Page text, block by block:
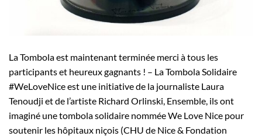
La Tombola est maintenant terminée merci à tous les
participants et heureux gagnants ! – La Tombola Solidaire
#WeLoveNice est une initiative de la journaliste Laura
Tenoudji et de l’artiste Richard Orlinski, Ensemble, ils ont
imaginé une tombola solidaire nommée We Love Nice pour
soutenir les hôpitaux niçois (CHU de Nice & Fondation